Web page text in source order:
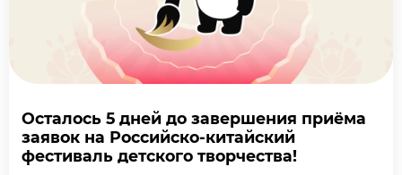
Осталось 5 дней до завершения приёма
заявок на Российско-китайский
фестиваль детского творчества!